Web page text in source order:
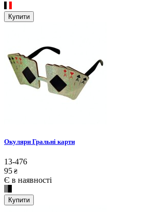
Купити
Окуляри Гральні карти
13-476
95 ₴
Є в наявності
Купити